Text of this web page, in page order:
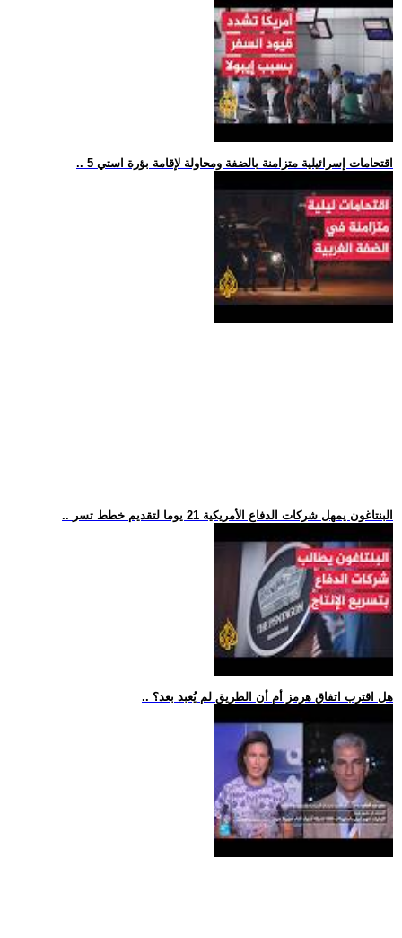
.. 5 اقتحامات إسرائيلية متزامنة بالضفة ومحاولة لإقامة بؤرة استي
.. البنتاغون يمهل شركات الدفاع الأمريكية 21 يوما لتقديم خطط تسر
.. هل اقترب اتفاق هرمز أم أن الطريق لم يُعبد بعد؟